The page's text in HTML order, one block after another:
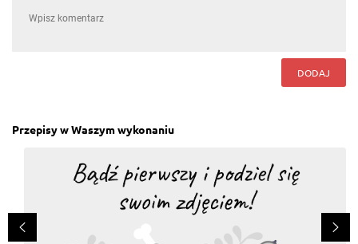
DODAJ
Przepisy w Waszym wykonaniu